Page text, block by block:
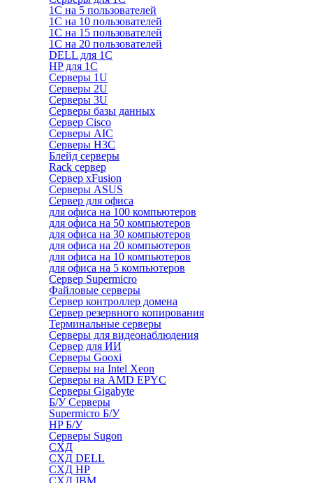
1С на 5 пользователей
1С на 10 пользователей
1С на 15 пользователей
1С на 20 пользователей
DELL для 1С
HP для 1С
Серверы 1U
Серверы 2U
Серверы 3U
Серверы базы данных
Сервер Cisco
Серверы AIC
Серверы H3C
Блейд серверы
Rack сервер
Сервер xFusion
Серверы ASUS
Сервер для офиса
для офиса на 100 компьютеров
для офиса на 50 компьютеров
для офиса на 30 компьютеров
для офиса на 20 компьютеров
для офиса на 10 компьютеров
для офиса на 5 компьютеров
Сервер Supermicro
Файловые серверы
Сервер контроллер домена
Сервер резервного копирования
Терминальные серверы
Серверы для видеонаблюдения
Сервер для ИИ
Серверы Gooxi
Серверы на Intel Xeon
Серверы на AMD EPYC
Серверы Gigabyte
Б/У Серверы
Supermicro Б/У
HP Б/У
Серверы Sugon
СХД
СХД DELL
СХД HP
СХД IBM